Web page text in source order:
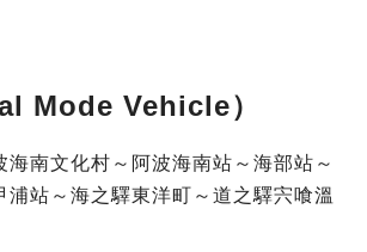
Mode Vehicle）
海南文化村～阿波海南站～海部站～
浦站～海之驛東洋町～道之驛宍喰溫